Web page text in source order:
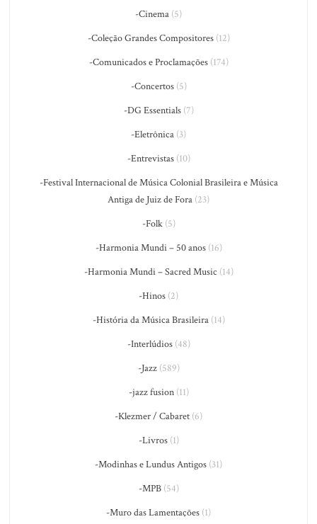
-Cinema (5)
-Coleção Grandes Compositores(12)
-Comunicados e Proclamações(174)
-Concertos(5)
-DG Essentials(7)
-Eletrônica (3)
-Entrevistas(10)
-Festival Internacional de Música Colonial Brasileira e Música
Antiga de Juiz de Fora (23)
-Folk(5)
-Harmonia Mundi – 50 anos(16)
-Harmonia Mundi – Sacred Music (14)
-Hinos (2)
-História da Música Brasileira(14)
-Interlúdios(48)
-Jazz(589)
-jazz fusion(11)
-Klezmer / Cabaret (6)
-Livros(1)
-Modinhas e Lundus Antigos (31)
-MPB(54)
-Muro das Lamentações (1)